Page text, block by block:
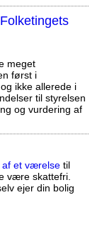
meget
først i
ikke allerede i
til styrelsen
og vurdering af
af et værelsetil
være skattefri.
ejer din bolig